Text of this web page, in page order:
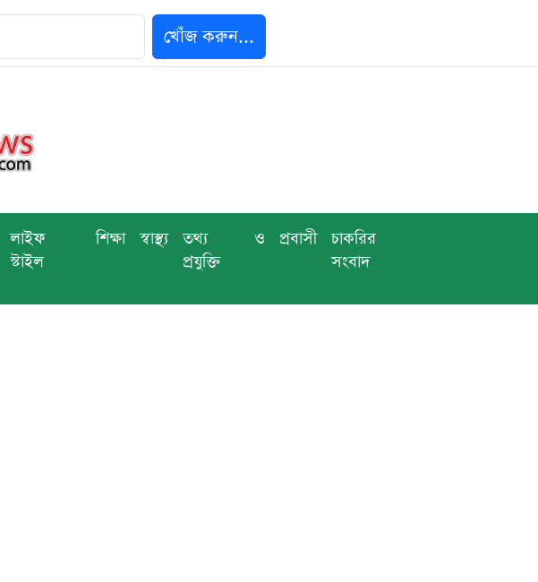
খোঁজ করুন...
লাইফ
স্টাইল
শিক্ষা স্বাস্থ্য
তথ্য ও
প্রযুক্তি
প্রবাসী
চাকরির
সংবাদ